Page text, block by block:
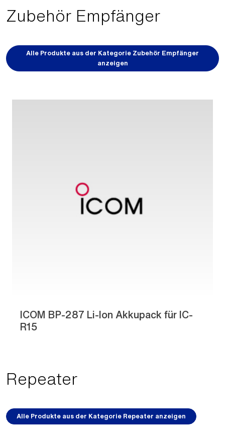
Zubehör Empfänger
Alle Produkte aus der Kategorie Zubehör Empfänger
anzeigen
ICOM BP-287 Li-Ion Akkupack für IC-
R15
Repeater
Alle Produkte aus der Kategorie Repeater anzeigen